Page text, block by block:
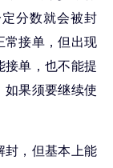
分数就会被封
常接单，但出现
接单，也不能提
如果须要继续使
封，但基本上能